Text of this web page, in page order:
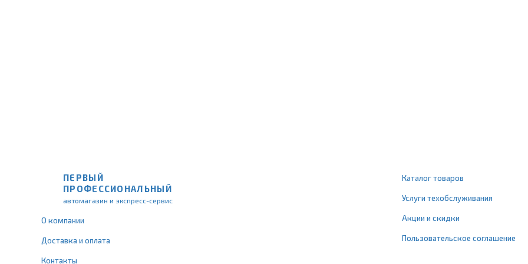
ПЕРВЫЙ
ПРОФЕССИОНАЛЬНЫЙ
автомагазин и экспресс-сервис
О компании
Доставка и оплата
Контакты
Каталог товаров
Услуги техобслуживания
Акции и скидки
Пользовательское соглашение